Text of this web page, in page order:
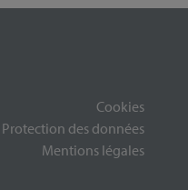
Cookies
Protection des données
Mentions légales